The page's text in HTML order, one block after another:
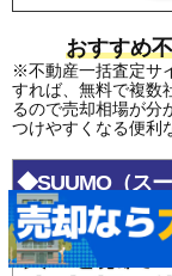
おすすめ
※不動産一括査定サ
すれば、無料で複数
るので売却相場が分
つけやすくなる便利
◆SUUMO（ス